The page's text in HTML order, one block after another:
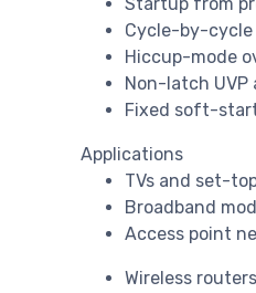
Cycle-by-
Hiccup-mode
Non-latch UVP
Fixed soft-
Applications
TVs and set-
Broadband
Access point
Wireless routers